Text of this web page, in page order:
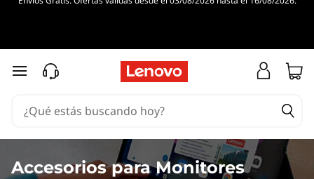
r
a
h
Ir al contenido principal
Accesorios para Monitores